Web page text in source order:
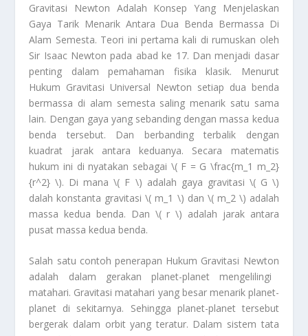
Gravitasi Newton Adalah Konsep Yang Menjelaskan
Gaya Tarik Menarik Antara Dua Benda Bermassa Di
Alam Semesta. Teori ini pertama kali di rumuskan oleh
Sir Isaac Newton pada abad ke 17. Dan menjadi dasar
penting dalam pemahaman fisika klasik. Menurut
Hukum Gravitasi Universal Newton setiap dua benda
bermassa di alam semesta saling menarik satu sama
lain. Dengan gaya yang sebanding dengan massa kedua
benda tersebut. Dan berbanding terbalik dengan
kuadrat jarak antara keduanya. Secara matematis
hukum ini di nyatakan sebagai \( F = G \frac{m_1 m_2}
{r^2} \). Di mana \( F \) adalah gaya gravitasi \( G \)
dalah konstanta gravitasi \( m_1 \) dan \( m_2 \) adalah
massa kedua benda. Dan \( r \) adalah jarak antara
pusat massa kedua benda.
Salah satu contoh penerapan Hukum Gravitasi Newton
adalah dalam gerakan planet-planet mengelilingi
matahari. Gravitasi matahari yang besar menarik planet-
planet di sekitarnya. Sehingga planet-planet tersebut
bergerak dalam orbit yang teratur. Dalam sistem tata